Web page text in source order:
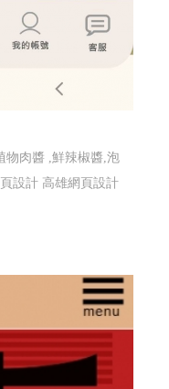
物肉醬 ,鮮辣椒醬,泡
設計 高雄網頁設計